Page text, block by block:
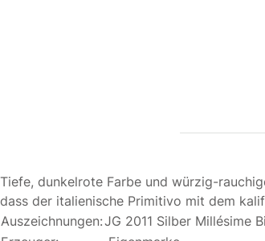
Tiefe, dunkelrote Farbe und würzig-
dass der italienische Primitivo mit dem
Auszeichnungen:JG 2011 Silber Millésime